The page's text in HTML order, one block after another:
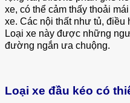
xe, có thể cảm thấy thoải
xe. Các nội thất như tủ,
Loại xe này được những
đường ngắn ưa chuộng.
Loại xe đầu kéo có